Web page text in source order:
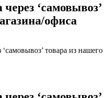
‘самовывоз’
офиса
товара из нашего